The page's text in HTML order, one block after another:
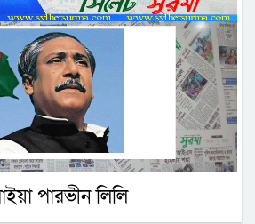
পারভীন লিলি